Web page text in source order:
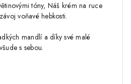
tóny, Náš krém na ruce
voňavé hebkosti.
mandlí a díky své malé
s sebou.